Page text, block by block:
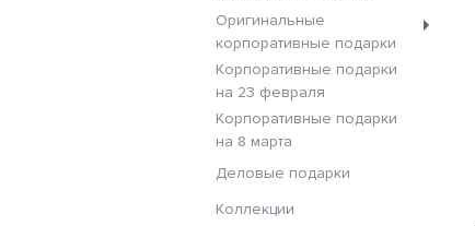
Оригинальные
корпоративные подарки
Корпоративные подарки
на 23 февраля
Корпоративные подарки
на 8 марта
Деловые подарки
Коллекции